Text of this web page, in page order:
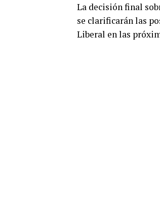
La decisión final
se clarificarán las
Liberal en las